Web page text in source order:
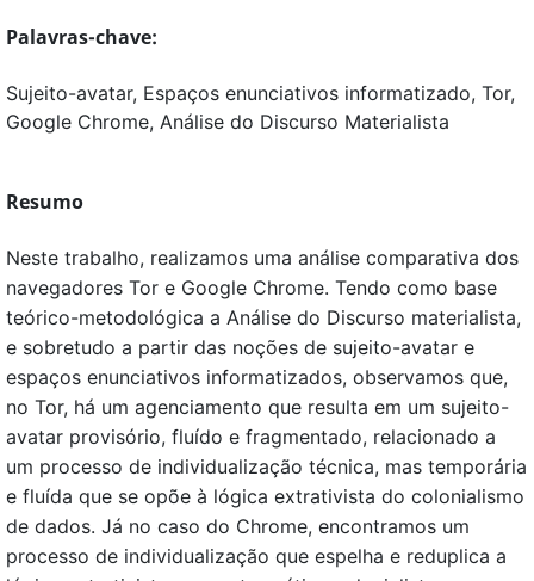
Palavras-chave:
Sujeito-avatar, Espaços enunciativos informatizado, Tor,
Google Chrome, Análise do Discurso Materialista
Resumo
Neste trabalho, realizamos uma análise comparativa dos
navegadores Tor e Google Chrome. Tendo como base
teórico-metodológica a Análise do Discurso materialista,
e sobretudo a partir das noções de sujeito-avatar e
espaços enunciativos informatizados, observamos que,
no Tor, há um agenciamento que resulta em um sujeito-
avatar provisório, fluído e fragmentado, relacionado a
um processo de individualização técnica, mas temporária
e fluída que se opõe à lógica extrativista do colonialismo
de dados. Já no caso do Chrome, encontramos um
processo de individualização que espelha e reduplica a